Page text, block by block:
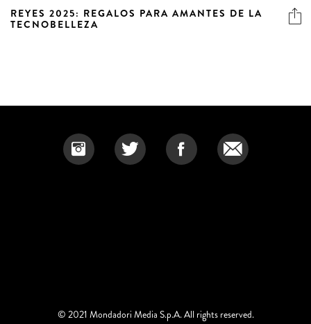
REYES 2025: REGALOS PARA AMANTES DE LA
TECNOBELLEZA
© 2021 Mondadori Media S.p.A. All rights reserved.